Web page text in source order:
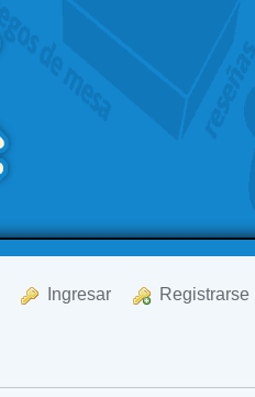
Ingresar Registrarse